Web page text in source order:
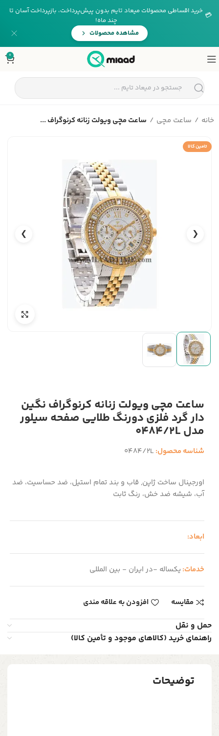
💳 خرید اقساطی محصولات میعاد تایم بدون پیش‌پرداخت، بازپرداخت آسان تا
چند ماه!
مشاهده محصولات
0
خانه ساعت مچی ساعت مچی ویولت زنانه کرنوگراف ...
تامین کالا
❮
❯
ساعت مچی ویولت زنانه کرنوگراف نگین
دار گرد فلزی دورنگ طلایی صفحه سیلور
مدل 0484/2L
شناسه محصول: 0484/2L
اورجینال ساخت ژاپن, قاب و بند تمام استیل، ضد حساسیت، ضد
آب، شیشه ضد خش، رنگ ثابت
ابعاد:
خدمات: یکساله -در ایران - بین المللی
مقایسه افزودن به علاقه مندی
حمل و نقل
راهنمای خرید (کالاهای موجود و تأمین کالا)
توضیحات